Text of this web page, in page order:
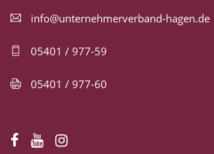
info@unternehmerverband-hagen.de
05401 / 977-59
05401 / 977-60